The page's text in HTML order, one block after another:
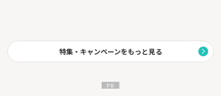
特集・キャンペーンをもっと見る